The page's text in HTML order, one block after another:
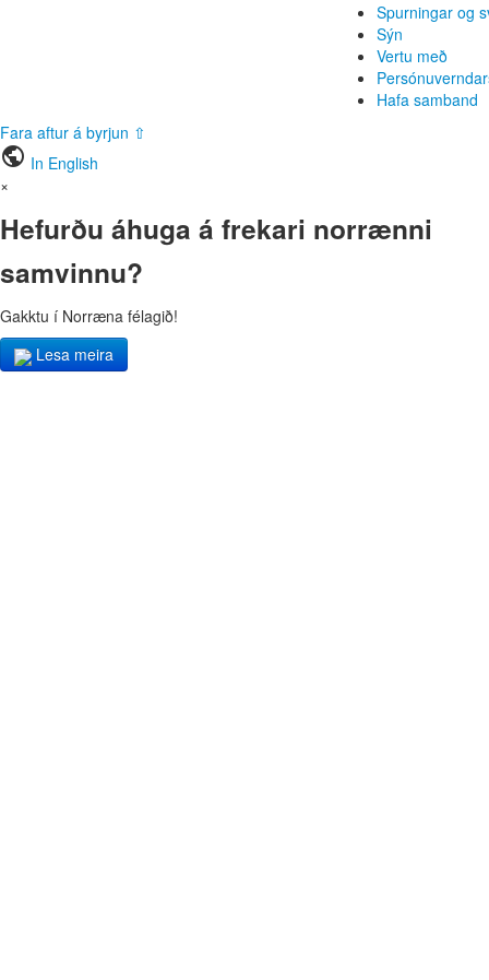
Spurningar og
Sýn
Vertu með
Hafa samband
Fara aftur á byrjun ⇧
public In English
×
Hefurðu áhuga á frekari norrænni
samvinnu?
Gakktu í Norræna félagið!
Lesa meira